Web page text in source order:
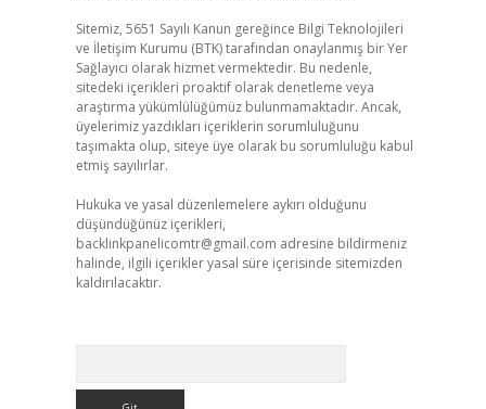
Sitemiz, 5651 Sayılı Kanun gereğince Bilgi Teknolojileri
ve İletişim Kurumu (BTK) tarafından onaylanmış bir Yer
Sağlayıcı olarak hizmet vermektedir. Bu nedenle,
sitedeki içerikleri proaktif olarak denetleme veya
araştırma yükümlülüğümüz bulunmamaktadır. Ancak,
üyelerimiz yazdıkları içeriklerin sorumluluğunu
taşımakta olup, siteye üye olarak bu sorumluluğu kabul
etmiş sayılırlar.
Hukuka ve yasal düzenlemelere aykırı olduğunu
düşündüğünüz içerikleri,
backlinkpanelicomtr@gmail.com adresine bildirmeniz
halinde, ilgili içerikler yasal süre içerisinde sitemizden
kaldırılacaktır.